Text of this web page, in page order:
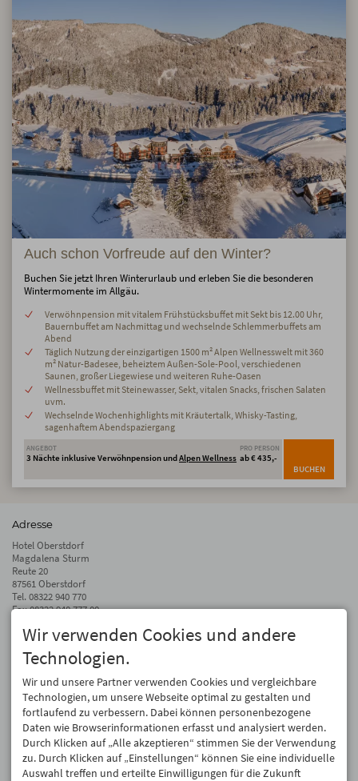
Auch schon Vorfreude auf den Winter?
Buchen Sie jetzt Ihren Winterurlaub und erleben Sie die besonderen
Wintermomente im Allgäu.
Verwöhnpension mit vitalem Frühstücksbuffet mit Sekt bis 12.00 Uhr,
Bauernbuffet am Nachmittag und wechselnde Schlemmerbuffets am
Abend
Täglich Nutzung der einzigartigen 1500 m² Alpen Wellnesswelt mit 360
m² Natur-Badesee, beheiztem Außen-Sole-Pool, verschiedenen
Saunen, großer Liegewiese und weiteren Ruhe-Oasen
Wellnessbuffet mit Steinewasser, Sekt, vitalen Snacks, frischen Salaten
uvm.
Wechselnde Wochenhighlights mit Kräutertalk, Whisky-Tasting,
sagenhaftem Abendspaziergang
ANGEBOT
3 Nächte inklusive Verwöhnpension undAlpen Wellness
PRO PERSON
ab € 435,-
BUCHEN
Adresse
Hotel Oberstdorf
Magdalena Sturm
Reute 20
87561 Oberstdorf
Tel. 08322 940 770
Fax 08322 940 777 00
info@hotel-oberstdorf.de
Auf dem Laufenden bleiben
Wir geben Ihre E-Mail-Adresse nicht weiter. Wir mögen auch keinen Spam.
Versprochen! Eine Abmeldung ist jederzeit möglich.
Anmelden
Wir verwenden Cookies und andere
Technologien.
Wir und unsere Partner verwenden Cookies und vergleichbare
Technologien, um unsere Webseite optimal zu gestalten und
fortlaufend zu verbessern. Dabei können personenbezogene
Daten wie Browserinformationen erfasst und analysiert werden.
Durch Klicken auf „Alle akzeptieren“ stimmen Sie der Verwendung
zu. Durch Klicken auf „Einstellungen“ können Sie eine individuelle
Auswahl treffen und erteilte Einwilligungen für die Zukunft